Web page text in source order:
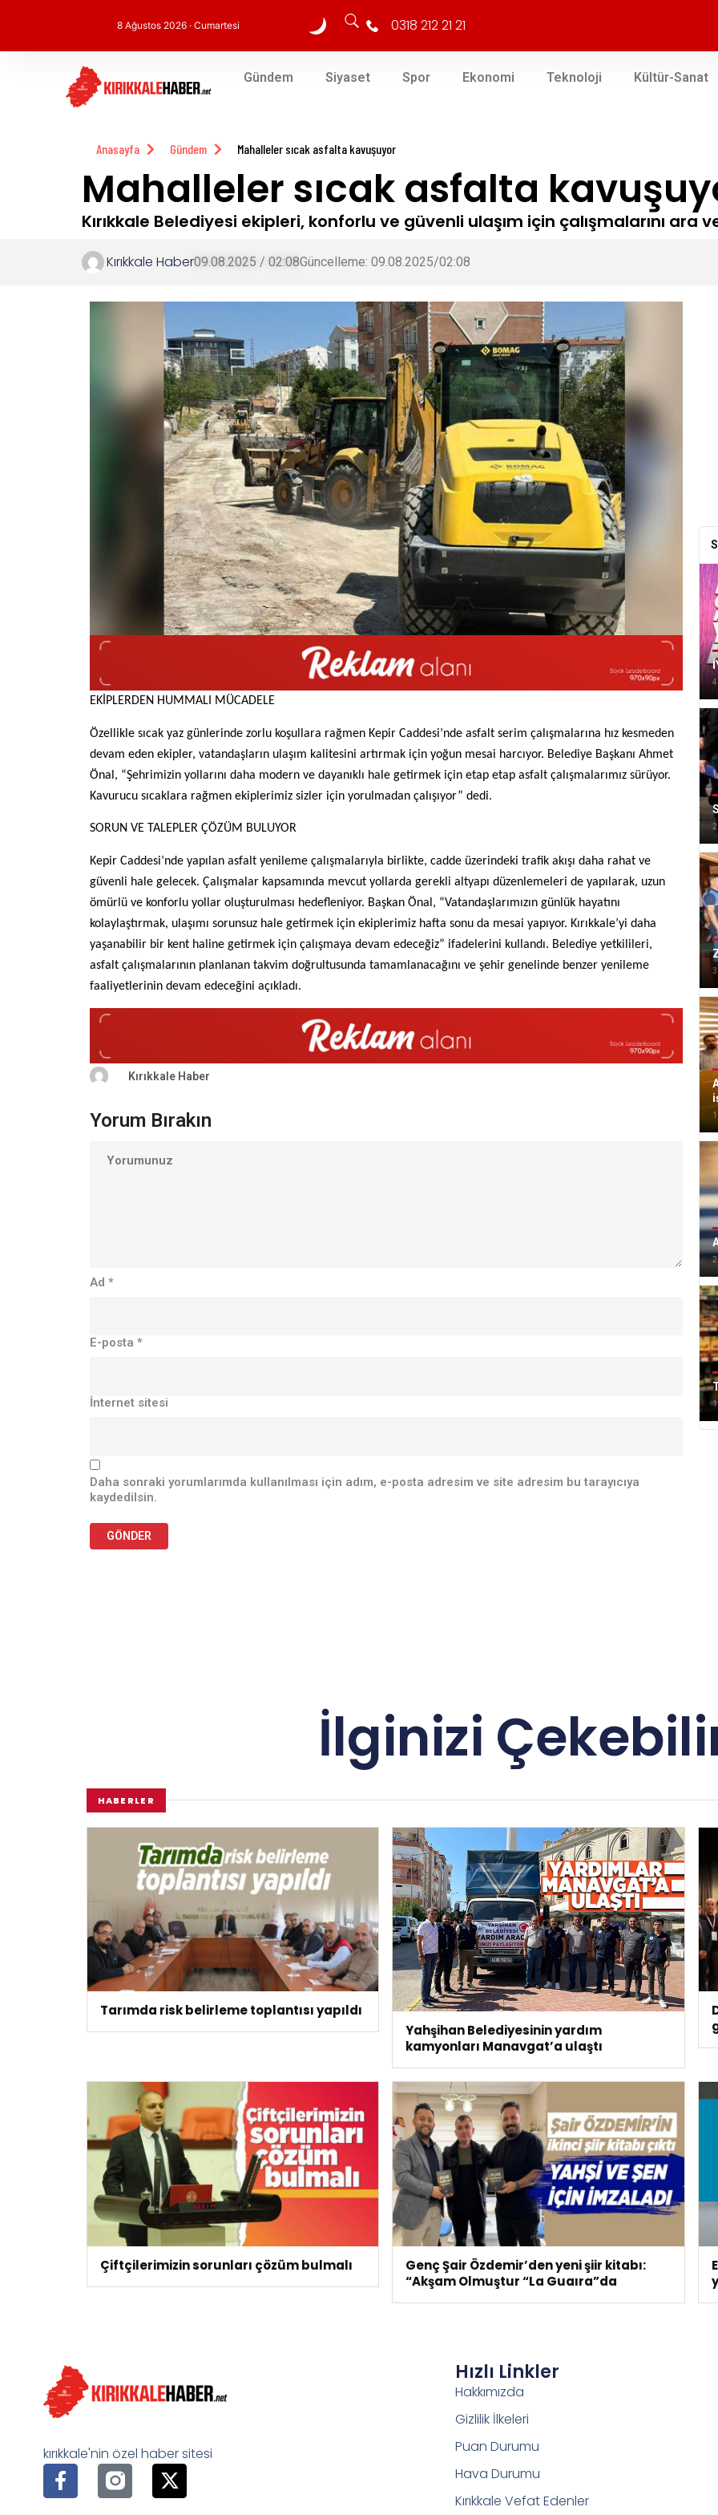
8 Ağustos 2026 · Cumartesi 0318 212 21 21
Gündem Siyaset Spor Ekonomi Teknoloji Kültür-Sanat
Anasayfa Gündem Mahalleler sıcak asfalta kavuşuyor
Mahalleler sıcak asfalta
Kırıkkale Belediyesi ekipleri, konforlu ve güvenli ulaşım için çalışmalarını ara
Kırıkkale Haber09.08.2025 / 02:08Güncelleme: 09.08.2025/02:08
EKİPLERDEN HUMMALI MÜCADELE
Özellikle sıcak yaz günlerinde zorlu koşullara rağmen Kepir Caddesi’nde asfalt serim çalışmalarına hız kesmeden
devam eden ekipler, vatandaşların ulaşım kalitesini artırmak için yoğun mesai harcıyor. Belediye Başkanı Ahmet
Önal, “Şehrimizin yollarını daha modern ve dayanıklı hale getirmek için etap etap asfalt çalışmalarımız sürüyor.
Kavurucu sıcaklara rağmen ekiplerimiz sizler için yorulmadan çalışıyor” dedi.
SORUN VE TALEPLER ÇÖZÜM BULUYOR
Kepir Caddesi’nde yapılan asfalt yenileme çalışmalarıyla birlikte, cadde üzerindeki trafik akışı daha rahat ve
güvenli hale gelecek. Çalışmalar kapsamında mevcut yollarda gerekli altyapı düzenlemeleri de yapılarak, uzun
ömürlü ve konforlu yollar oluşturulması hedefleniyor. Başkan Önal, “Vatandaşlarımızın günlük hayatını
kolaylaştırmak, ulaşımı sorunsuz hale getirmek için ekiplerimiz hafta sonu da mesai yapıyor. Kırıkkale’yi daha
yaşanabilir bir kent haline getirmek için çalışmaya devam edeceğiz” ifadelerini kullandı. Belediye yetkilileri,
asfalt çalışmalarının planlanan takvim doğrultusunda tamamlanacağını ve şehir genelinde benzer yenileme
faaliyetlerinin devam edeceğini açıkladı.
Kırıkkale Haber
Yorum Bırakın
Ad *
E-posta *
İnternet sitesi
Daha sonraki yorumlarımda kullanılması için adım, e-posta adresim ve site adresim bu tarayıcıya
kaydedilsin.
4
2
3
2
1
İlginizi
HABERLER
Tarımda risk belirleme toplantısı yapıldı
Yahşihan Belediyesinin yardım
kamyonları Manavgat’a ulaştı
Çiftçilerimizin sorunları çözüm bulmalı
Genç Şair Özdemir’den yeni şiir kitabı:
“Akşam Olmuştur “La Guaıra”da
kırıkkale'nin özel haber sitesi
Hızlı Linkler
Hakkımızda
Gizlilik İlkeleri
Puan Durumu
Hava Durumu
Kırıkkale Vefat Edenler